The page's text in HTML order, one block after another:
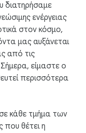
διατηρήσαμε
ενέργειας
στον κόσμο,
μας αυξάνεται
από τις
είμαστε ο
περισσότερα
κάθε τμήμα των
που θέτει η